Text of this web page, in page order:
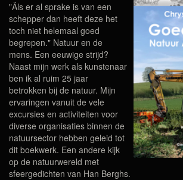
"Äls er al sprake is van een
schepper dan heeft deze het
toch niet helemaal goed
begrepen." Natuur en de
mens. Een eeuwige strijd?
Naast mijn werk als kunstenaar
ben ik al ruim 25 jaar
betrokken bij de natuur. Mijn
ervaringen vanuit de vele
excursies en activiteiten voor
diverse organisaties binnen de
natuursector hebben geleid tot
dit boekwerk. Een andere kijk
op de natuurwereld met
sfeergedichten van Han Berghs.